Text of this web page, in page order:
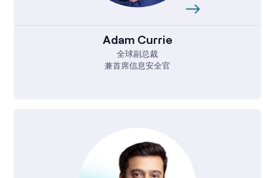
Adam Currie
全球副总裁
兼首席信息安全官